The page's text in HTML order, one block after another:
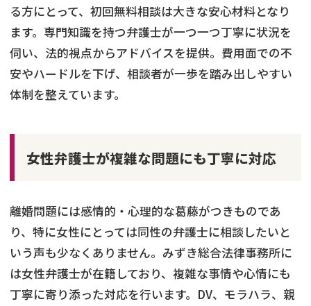
る方にとって、初回無料相談は大きな安心材料となり
ます。専門知識を持つ弁護士が一つ一つ丁寧に状況を
伺い、法的視点からアドバイスを提供。費用面での不
安やハードルを下げ、相談者が一歩を踏み出しやすい
体制を整えています。
女性弁護士が複雑な問題にも丁寧に対応
離婚問題には感情的・心理的な葛藤がつきものであ
り、特に女性にとっては同性の弁護士に相談したいと
いう声も少なくありません。みずき総合法律事務所に
は女性弁護士が在籍しており、複雑な事情や心情にも
丁寧に寄り添った対応を行います。DV、モラハラ、親